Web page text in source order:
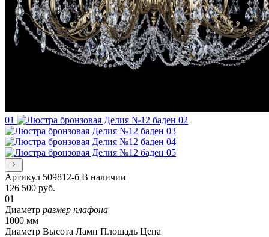
01
02
03
04
05
Артикул 509812-б В наличии
126 500 руб.
01
Диаметр размер плафона
1000 мм
Диаметр Высота Ламп Площадь Цена